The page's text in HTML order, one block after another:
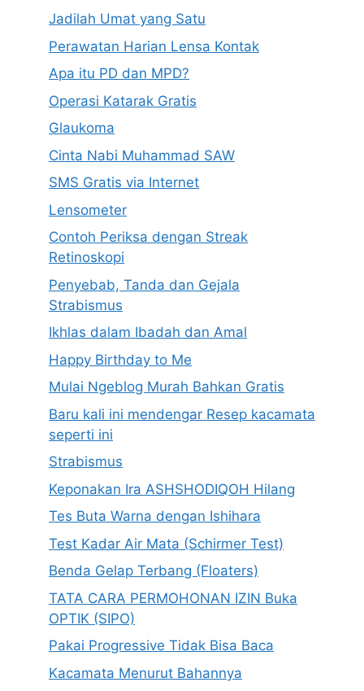
Jadilah Umat yang Satu
Perawatan Harian Lensa Kontak
Apa itu PD dan MPD?
Operasi Katarak Gratis
Glaukoma
Cinta Nabi Muhammad SAW
SMS Gratis via Internet
Lensometer
Contoh Periksa dengan Streak
Retinoskopi
Penyebab, Tanda dan Gejala
Strabismus
Ikhlas dalam Ibadah dan Amal
Happy Birthday to Me
Mulai Ngeblog Murah Bahkan Gratis
Baru kali ini mendengar Resep kacamata
seperti ini
Strabismus
Keponakan Ira ASHSHODIQOH Hilang
Tes Buta Warna dengan Ishihara
Test Kadar Air Mata (Schirmer Test)
Benda Gelap Terbang (Floaters)
TATA CARA PERMOHONAN IZIN Buka
OPTIK (SIPO)
Pakai Progressive Tidak Bisa Baca
Kacamata Menurut Bahannya